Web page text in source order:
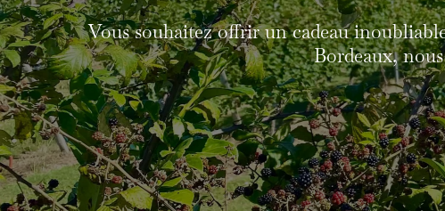
Vous souhaitez offrir un cadeau
Bordeaux,